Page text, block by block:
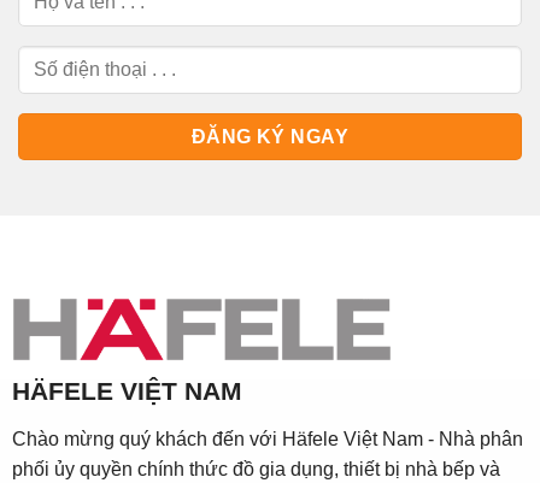
HÄFELE VIỆT NAM
Chào mừng quý khách đến với Häfele Việt Nam - Nhà phân
phối ủy quyền chính thức đồ gia dụng, thiết bị nhà bếp và